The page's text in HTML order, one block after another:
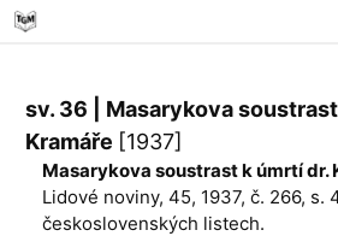
sv. 36 | Masarykova
Kramáře [1937]
Masarykova soustrast k úmrtí dr.
Lidové noviny, 45, 1937, č. 266, s.
československých listech.